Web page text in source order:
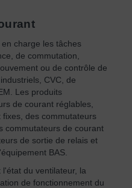
charge les tâches
de commutation,
ou de contrôle de
CVC, de
Les produits
de courant réglables,
des commutateurs
commutateurs de courant
de sortie de relais et
BAS.
du ventilateur, la
de fonctionnement du